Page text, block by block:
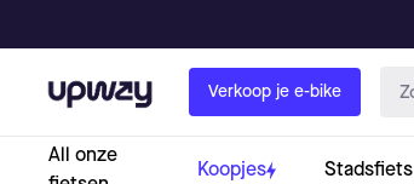
Upway Verkoop je e-bike
All onze
Koopjes Stadsfiets